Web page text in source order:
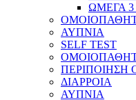
ΩΜΕΓΑ 3
ΑΥΠΝΙΑ
SELF TEST
ΔΙΑΡΡΟΙΑ
ΑΥΠΝΙΑ